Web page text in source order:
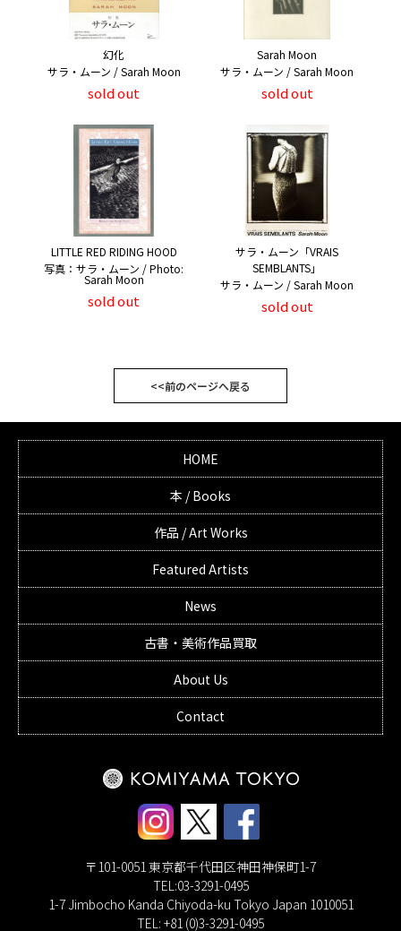
幻化
サラ・ムーン / Sarah Moon
sold out
Sarah Moon
サラ・ムーン / Sarah Moon
sold out
LITTLE RED RIDING HOOD
写真：サラ・ムーン / Photo:
Sarah Moon
sold out
サラ・ムーン「VRAIS
SEMBLANTS」
サラ・ムーン / Sarah Moon
sold out
<<前のページへ戻る
HOME
本 / Books
作品 / Art Works
Featured Artists
News
古書・美術作品買取
About Us
Contact
〒101-0051 東京都千代田区神田神保町1-7
TEL:03-3291-0495
1-7 Jimbocho Kanda Chiyoda-ku Tokyo Japan 1010051
TEL: +81 (0)3-3291-0495